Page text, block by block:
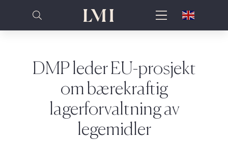
DMP leder EU-prosjekt
om bærekraftig
lagerforvaltning av
legemidler